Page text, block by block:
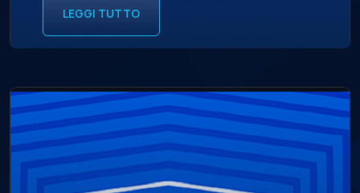
LEGGI TUTTO